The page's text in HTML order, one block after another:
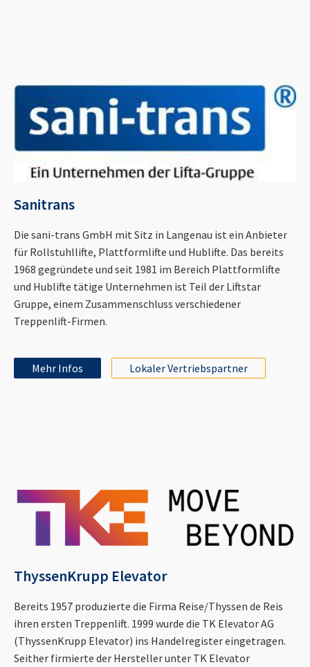
Sanitrans
Die sani-trans GmbH mit Sitz in Langenau ist ein Anbieter
für Rollstuhllifte, Plattformlifte und Hublifte. Das bereits
1968 gegründete und seit 1981 im Bereich Plattformlifte
und Hublifte tätige Unternehmen ist Teil der Liftstar
Gruppe, einem Zusammenschluss verschiedener
Treppenlift-Firmen.
Mehr Infos Lokaler Vertriebspartner
ThyssenKrupp Elevator
Bereits 1957 produzierte die Firma Reise/Thyssen de Reis
ihren ersten Treppenlift. 1999 wurde die TK Elevator AG
(ThyssenKrupp Elevator) ins Handelregister eingetragen.
Seither firmierte der Hersteller unter TK Elevator